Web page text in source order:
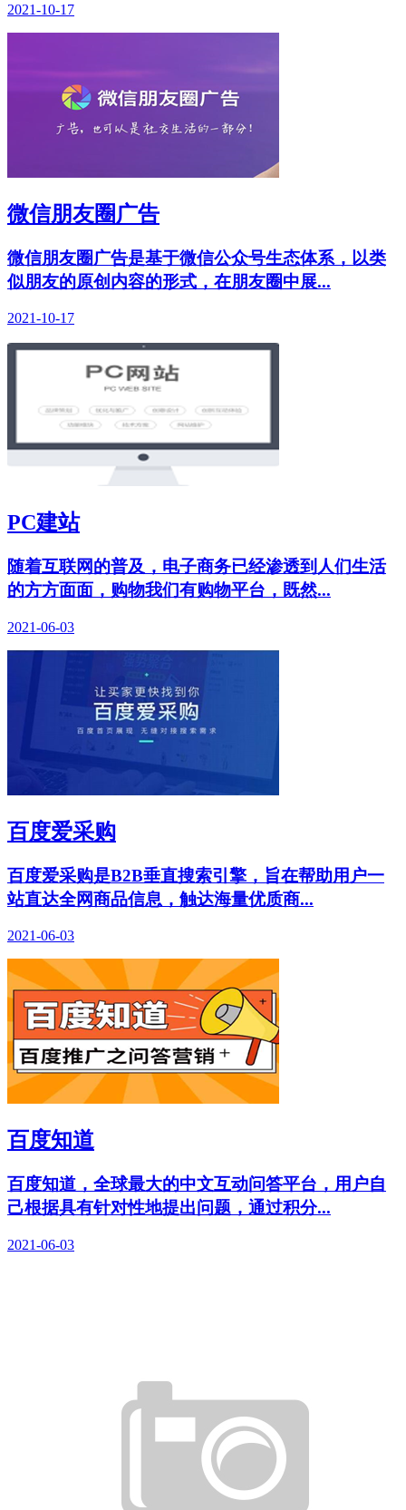
2021-10-17
微信朋友圈广告
微信朋友圈广告是基于微信公众号生态体系，以类
似朋友的原创内容的形式，在朋友圈中展...
2021-10-17
PC建站
随着互联网的普及，电子商务已经渗透到人们生活
的方方面面，购物我们有购物平台，既然...
2021-06-03
百度爱采购
百度爱采购是B2B垂直搜索引擎，旨在帮助用户一
站直达全网商品信息，触达海量优质商...
2021-06-03
百度知道
百度知道，全球最大的中文互动问答平台，用户自
己根据具有针对性地提出问题，通过积分...
2021-06-03